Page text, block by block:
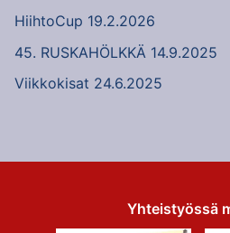
HiihtoCup 19.2.2026
45. RUSKAHÖLKKÄ 14.9.2025
Viikkokisat 24.6.2025
Yhteistyössä